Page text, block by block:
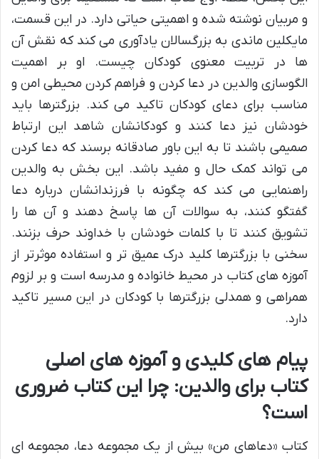
و مربیان نوشته شده و اهمیتی حیاتی دارد. در این قسمت،
مایکلین ماندی به بزرگسالان یادآوری می کند که نقش آن
ها در تربیت معنوی کودکان چیست. او بر اهمیت
الگوسازی والدین در دعا کردن و فراهم کردن محیطی امن و
مناسب برای دعای کودکان تاکید می کند. بزرگترها باید
خودشان نیز دعا کنند و کودکانشان شاهد این ارتباط
صمیمی باشند تا به این باور صادقانه برسند که دعا کردن
می تواند کمک حال و مفید باشد. این بخش به والدین
راهنمایی می کند که چگونه با فرزندانشان درباره دعا
گفتگو کنند، به سوالات آن ها پاسخ دهند و آن ها را
تشویق کنند تا با کلمات خودشان با خداوند حرف بزنند.
سخنی با بزرگترها کلید درک عمیق تر و استفاده موثرتر از
آموزه های کتاب در محیط خانواده و مدرسه است و بر لزوم
همراهی و همدلی بزرگترها با کودکان در این مسیر تاکید
دارد.
پیام های کلیدی و آموزه های اصلی
کتاب برای والدین: چرا این کتاب ضروری
است؟
کتاب «دعاهای من» بیش از یک مجموعه دعا، مجموعه ای